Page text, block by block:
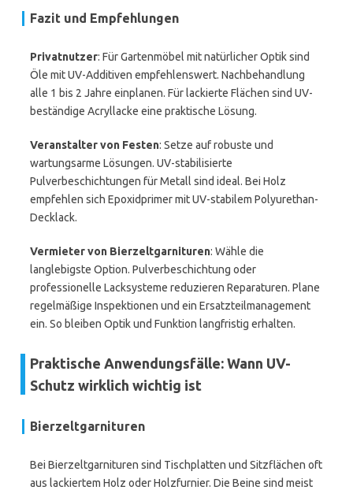
Fazit und Empfehlungen
Privatnutzer: Für Gartenmöbel mit natürlicher Optik sind
Öle mit UV-Additiven empfehlenswert. Nachbehandlung
alle 1 bis 2 Jahre einplanen. Für lackierte Flächen sind UV-
beständige Acryllacke eine praktische Lösung.
Veranstalter von Festen: Setze auf robuste und
wartungsarme Lösungen. UV-stabilisierte
Pulverbeschichtungen für Metall sind ideal. Bei Holz
empfehlen sich Epoxidprimer mit UV-stabilem Polyurethan-
Decklack.
Vermieter von Bierzeltgarnituren: Wähle die
langlebigste Option. Pulverbeschichtung oder
professionelle Lacksysteme reduzieren Reparaturen. Plane
regelmäßige Inspektionen und ein Ersatzteilmanagement
ein. So bleiben Optik und Funktion langfristig erhalten.
Praktische Anwendungsfälle: Wann UV-
Schutz wirklich wichtig ist
Bierzeltgarnituren
Bei Bierzeltgarnituren sind Tischplatten und Sitzflächen oft
aus lackiertem Holz oder Holzfurnier. Die Beine sind meist